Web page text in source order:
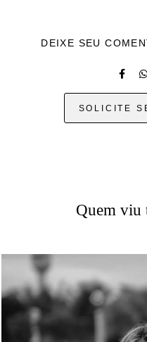
DEIXE SEU
SOLICITE
Quem viu